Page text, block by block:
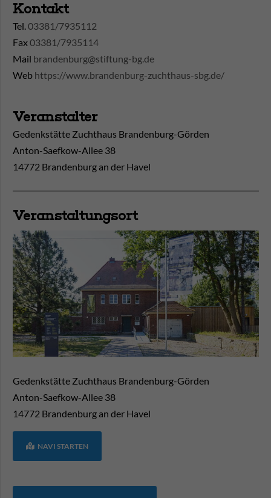
Kontakt
Tel.03381/7935112
Fax03381/7935114
Mail brandenburg@stiftung-bg.de
Web https://www.brandenburg-zuchthaus-sbg.de/
Veranstalter
Gedenkstätte Zuchthaus Brandenburg-Görden
Anton-Saefkow-Allee 38
14772 Brandenburg an der Havel
Veranstaltungsort
Gedenkstätte Zuchthaus Brandenburg-Görden
Anton-Saefkow-Allee 38
14772 Brandenburg an der Havel
NAVI STARTEN